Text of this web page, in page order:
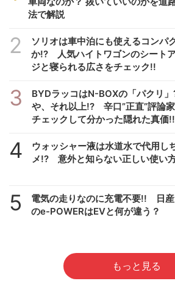
法で解説
2
ソリオは車中泊にも使えるコンパ
か!? 人気ハイトワゴンのシート
ジと寝られる広さをチェック!!
3
BYDラッコはN-BOXの「パクリ
や、それ以上!? 辛口”正直”評論
チェックして分かった隠れた真価!!
4
ウォッシャー液は水道水で代用し
メ!? 意外と知らない正しい使い
5
電気の走りなのに充電不要!! 日産
のe-POWERはEVと何が違う？
もっと見る